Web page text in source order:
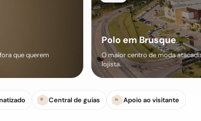
que querem
Polo em Brusque
O maior centro de moda
lojista.
Central de guias Apoio ao visitante